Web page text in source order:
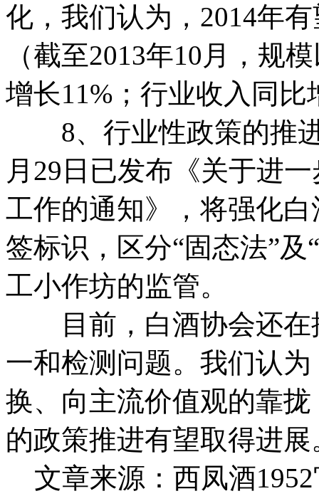
化，我们认为，2014年
（截至2013年10月，规
增长11%；行业收入同
8、行业性政策的推进
月29日已发布《关于进
工作的通知》，将强化
签标识，区分“固态法”
工小作坊的监管。
目前，白酒协会还在
一和检测问题。我们认
换、向主流价值观的靠
的政策推进有望取得进展
文章来源：西凤酒